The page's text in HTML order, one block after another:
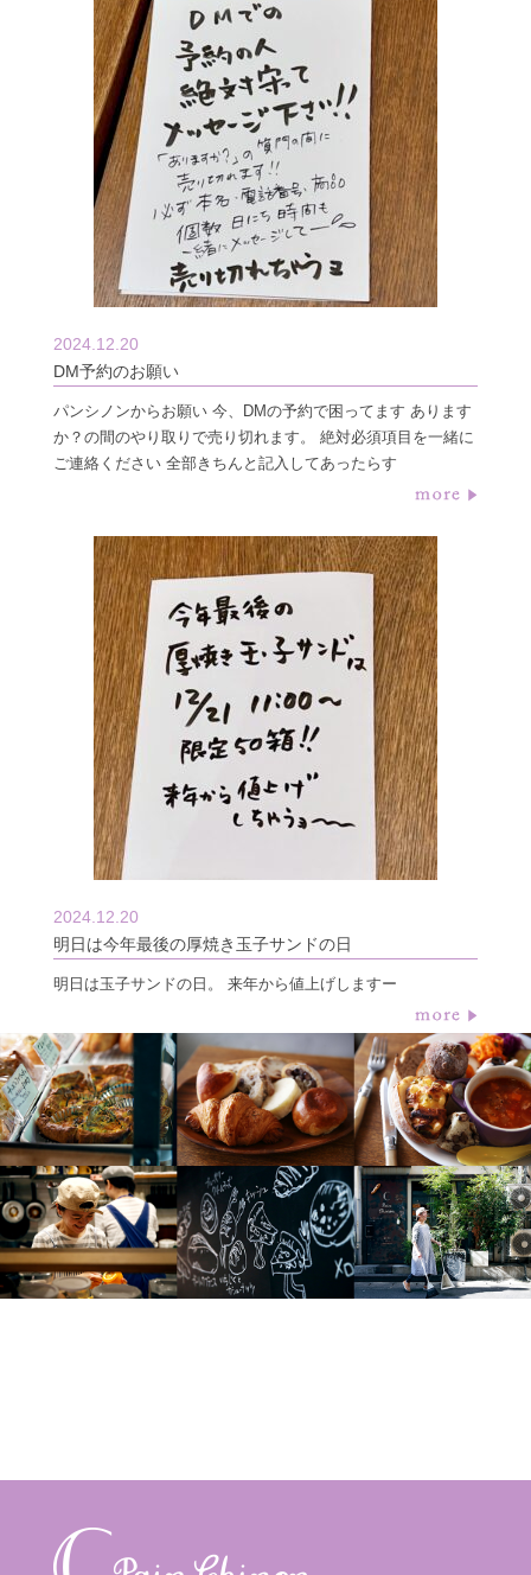
2024.12.20
DM予約のお願い
パンシノンからお願い 今、DMの予約で困ってます あります
か？の間のやり取りで売り切れます。 絶対必須項目を一緒に
ご連絡ください 全部きちんと記入してあったらす
2024.12.20
明日は今年最後の厚焼き玉子サンドの日
明日は玉子サンドの日。 来年から値上げしますー